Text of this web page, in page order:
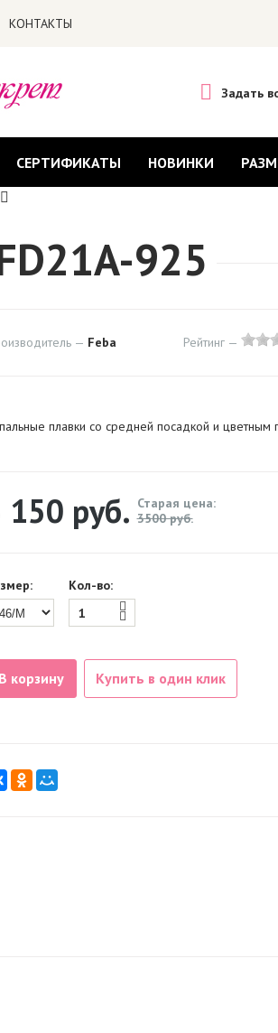
КОНТАКТЫ
Задать
СЕРТИФИКАТЫ НОВИНКИ
925
— Feba Рейтинг —
плавки со средней посадкой и цветным
150 руб.Старая цена:
3500 руб.
Кол-во:
В корзину Купить в один клик